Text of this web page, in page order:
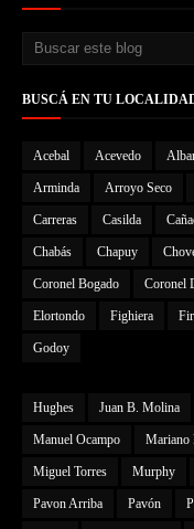
BUSCÁ EN TU
Acebal Acevedo
Arminda Arroyo Seco
Carreras Casilda
Chabás Chapuy
Coronel Bogado Coronel
Elortondo Fighiera
Godoy
Hughes Juan B. Molina
Manuel Ocampo Mariano
Miguel Torres Murphy
Pavon Arriba Pavón